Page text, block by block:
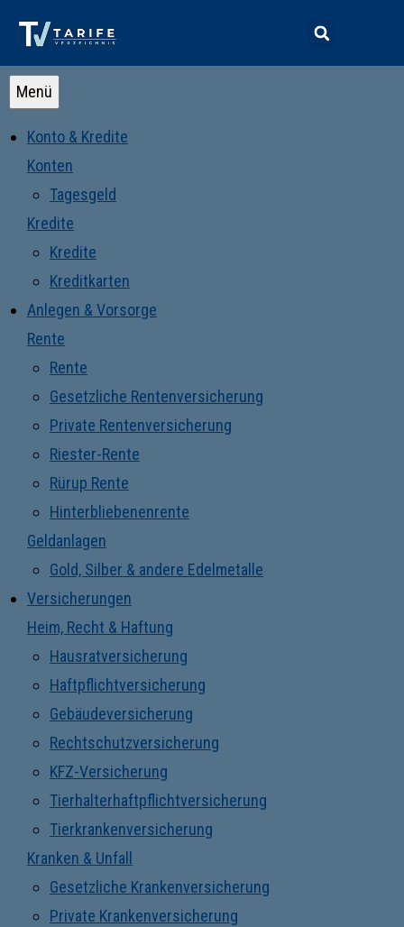
Menü
Konto & Kredite
Konten
Tagesgeld
Kredite
Kredite
Kreditkarten
Anlegen & Vorsorge
Rente
Rente
Gesetzliche Rentenversicherung
Private Rentenversicherung
Riester-Rente
Rürup Rente
Hinterbliebenenrente
Geldanlagen
Gold, Silber & andere Edelmetalle
Versicherungen
Heim, Recht & Haftung
Hausratversicherung
Haftpflichtversicherung
Gebäudeversicherung
Rechtschutzversicherung
KFZ-Versicherung
Tierhalterhaftpflichtversicherung
Tierkrankenversicherung
Kranken & Unfall
Gesetzliche Krankenversicherung
Private Krankenversicherung